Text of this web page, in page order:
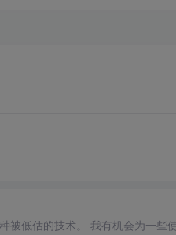
被低估的技术。 我有机会为一些